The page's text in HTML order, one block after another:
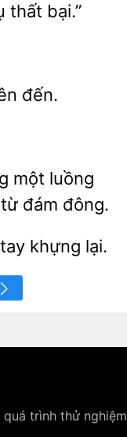
thất bại.”
một luồng
đám
khựng lại.
trình thử nghiệm